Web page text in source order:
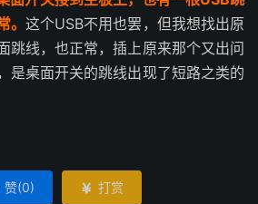
。 这个USB不用也罢，但我想找出原
跳线，也正常，插上原来那个又出问
是桌面开关的跳线出现了短路之类的
赞(0)  打赏